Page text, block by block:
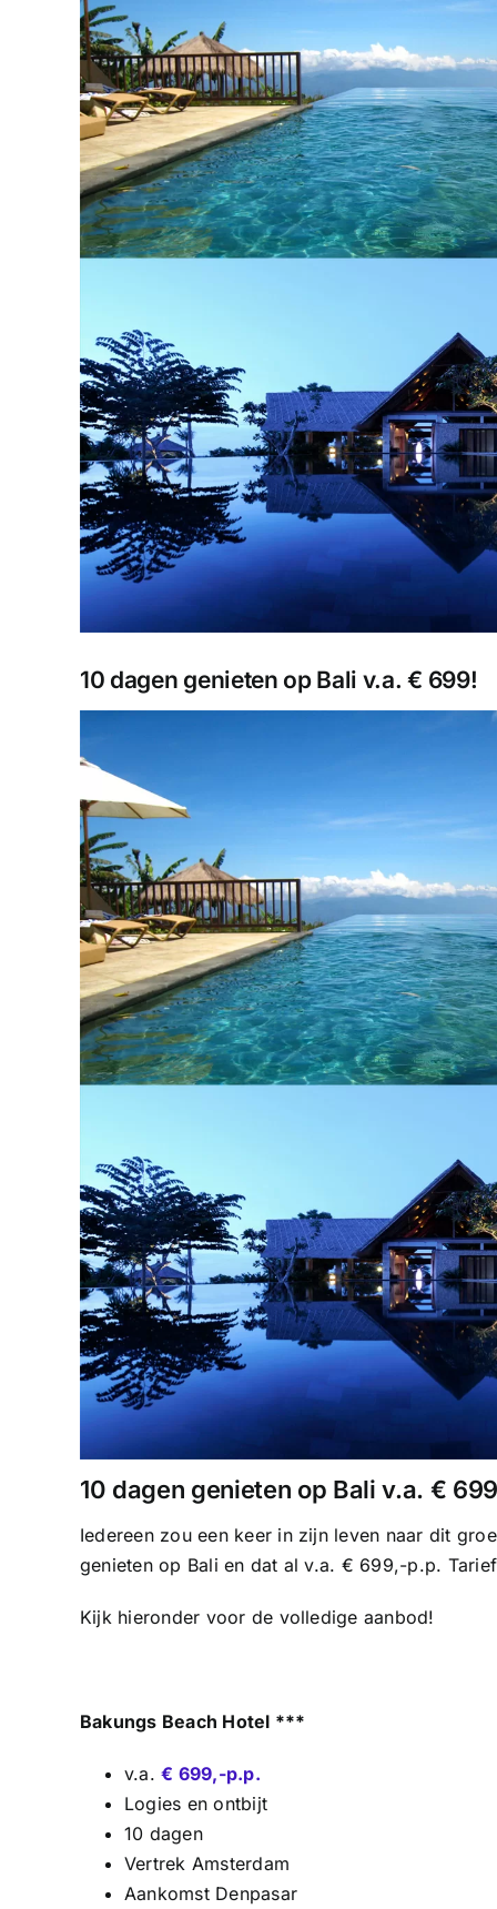
10 dagen genieten op Bali v.a. € 699!
10 dagen genieten op Bali v.a. €
Iedereen zou een keer in zijn leven naar dit
genieten op Bali en dat al v.a. € 699,-p.p.
Kijk hieronder voor de volledige aanbod!
Bakungs Beach Hotel ***
v.a.€ 699,-p.p.
Logies en ontbijt
10 dagen
Vertrek Amsterdam
Aankomst Denpasar